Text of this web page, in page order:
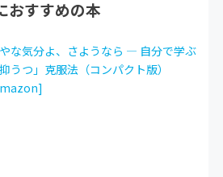
おすすめの本
な気分よ、さようなら ― 自分で学ぶ
抑うつ」克服法（コンパクト版）